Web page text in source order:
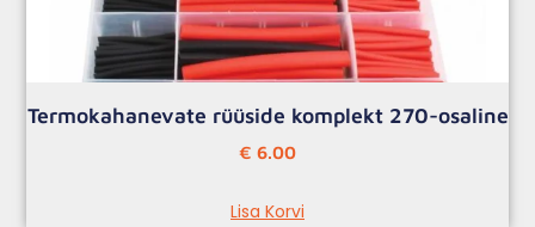
Termokahanevate rüüside komplekt 270-osaline
€ 6.00
Lisa Korvi